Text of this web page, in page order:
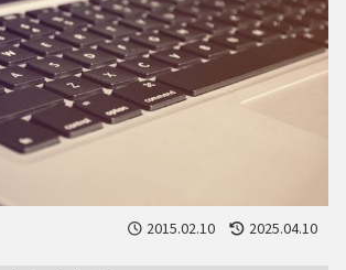
2015.02.10 2025.04.10